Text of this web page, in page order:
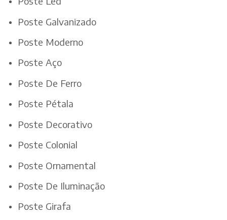
Poste Galvanizado
Poste Moderno
Poste Aço
Poste De Ferro
Poste Pétala
Poste Decorativo
Poste Colonial
Poste Ornamental
Poste De Iluminação
Poste Girafa